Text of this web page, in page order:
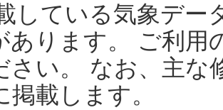
している気象デー
あります。 ご利用
さい。 なお、主な
掲載します。